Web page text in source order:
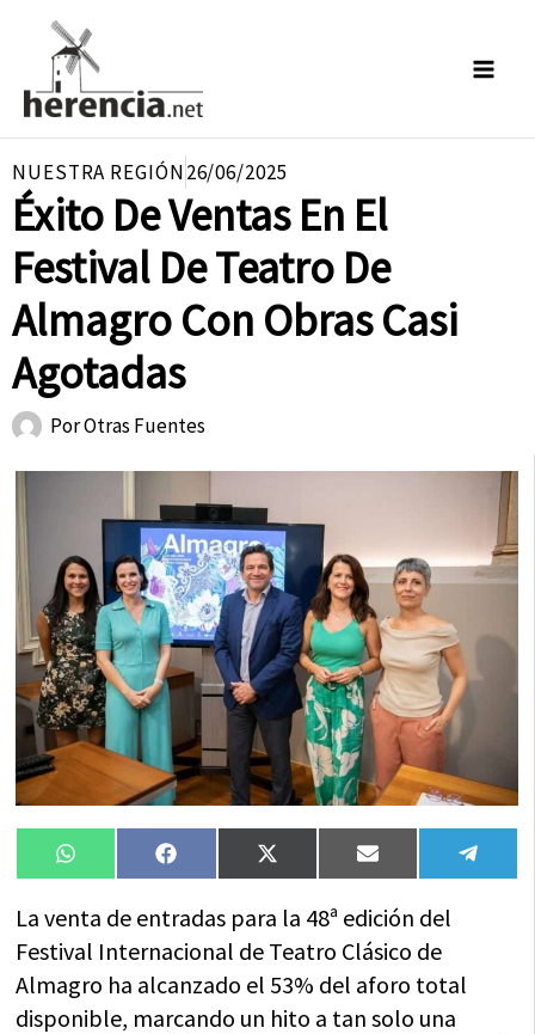
contenido
NUESTRA REGIÓN26/06/2025
Éxito De Ventas En El
Festival De Teatro De
Almagro Con Obras Casi
Agotadas
PorOtras Fuentes
Compartir
en
WhatsAppCompartir
en
FacebookCompartir
en
X
(Twitter)
Compartir
en
Email
en
La venta de entradas para la 48ª edición del
Festival Internacional de Teatro Clásico de
Almagro ha alcanzado el 53% del aforo total
disponible, marcando un hito a tan solo una